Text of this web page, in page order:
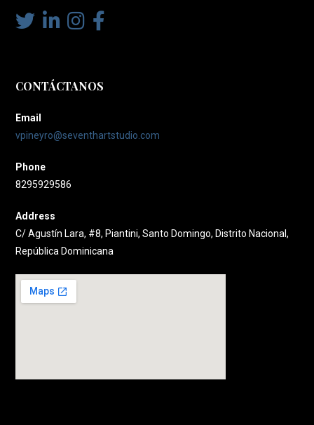
CONTÁCTANOS
Email
vpineyro@seventhartstudio.com
Phone
8295929586
Address
C/ Agustín Lara, #8, Piantini, Santo Domingo, Distrito Nacional,
República Dominicana